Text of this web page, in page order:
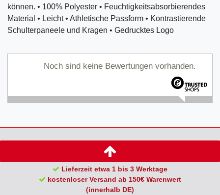
können. • 100% Polyester • Feuchtigkeitsabsorbierendes
Material • Leicht • Athletische Passform • Kontrastierende
Schulterpaneele und Kragen • Gedrucktes Logo
Noch sind keine Bewertungen vorhanden.
Lieferzeit etwa 1 bis 3 Werktage
kostenloser Versand ab 150€ Warenwert
(innerhalb DE)